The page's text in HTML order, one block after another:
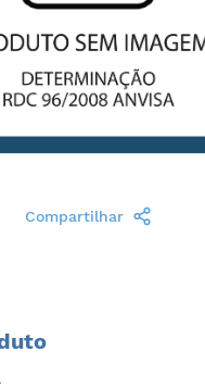
Compartilhar